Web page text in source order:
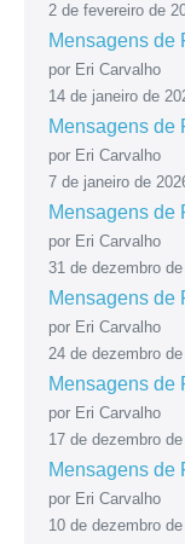
2 de fevereiro de
Mensagens de
por Eri Carvalho
14 de janeiro de
Mensagens de
por Eri Carvalho
7 de janeiro de
Mensagens de
por Eri Carvalho
31 de dezembro
Mensagens de
por Eri Carvalho
24 de dezembro
Mensagens de
por Eri Carvalho
17 de dezembro
Mensagens de
por Eri Carvalho
10 de dezembro